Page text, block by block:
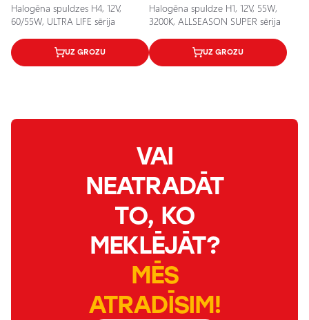
Halogēna spuldzes H4, 12V,
60/55W, ULTRA LIFE sērija
UZ GROZU
Halogēna spuldze H1, 12V, 55W,
3200K, ALLSEASON SUPER sērija
UZ GROZU
VAI
NEATRADĀT
TO, KO
MEKLĒJĀT?
MĒS
ATRADĪSIM!